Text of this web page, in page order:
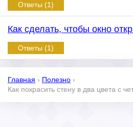
Ответы (1)
Как сделать, чтобы окно
Ответы (1)
Главная › Полезно ›
Как покрасить стену в два цвета с